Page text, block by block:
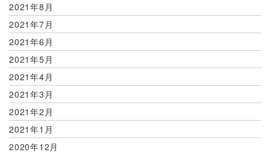
2021年8月
2021年7月
2021年6月
2021年5月
2021年4月
2021年3月
2021年2月
2021年1月
2020年12月